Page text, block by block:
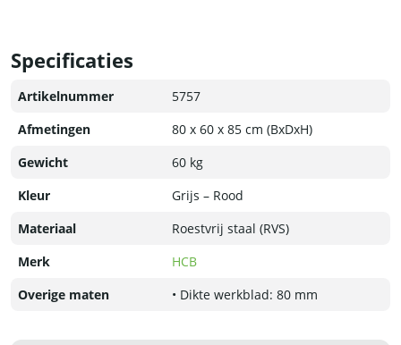
Specificaties
Artikelnummer
5757
Afmetingen
80 x 60 x 85 cm (BxDxH)
Gewicht
60 kg
Kleur
Grijs – Rood
Materiaal
Roestvrij staal (RVS)
Merk
HCB
Overige maten
• Dikte werkblad: 80 mm